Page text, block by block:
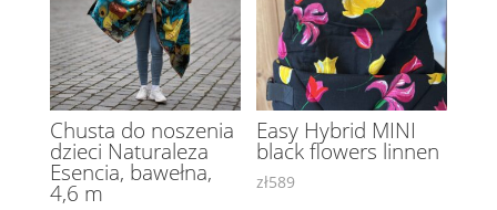
Chusta do noszenia
dzieci Naturaleza
Esencia, bawełna,
4,6 m
Easy Hybrid MINI
black flowers linnen
zł589